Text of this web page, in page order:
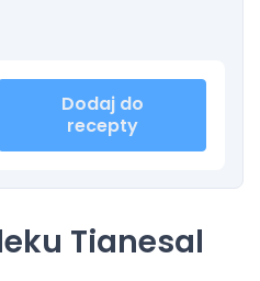
Dodaj do
recepty
Tianesal